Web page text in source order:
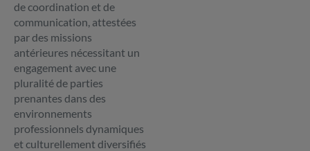
de coordination et de
communication, attestées
par des missions
antérieures nécessitant un
engagement avec une
pluralité de parties
prenantes dans des
environnements
professionnels dynamiques
et culturellement diversifiés